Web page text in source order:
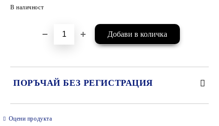
В наличност
ПОРЪЧАЙ БЕЗ РЕГИСТРАЦИЯ
Оцени продукта